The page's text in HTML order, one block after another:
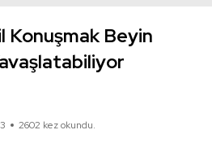
Konuşmak Beyin
2602 kez okundu.